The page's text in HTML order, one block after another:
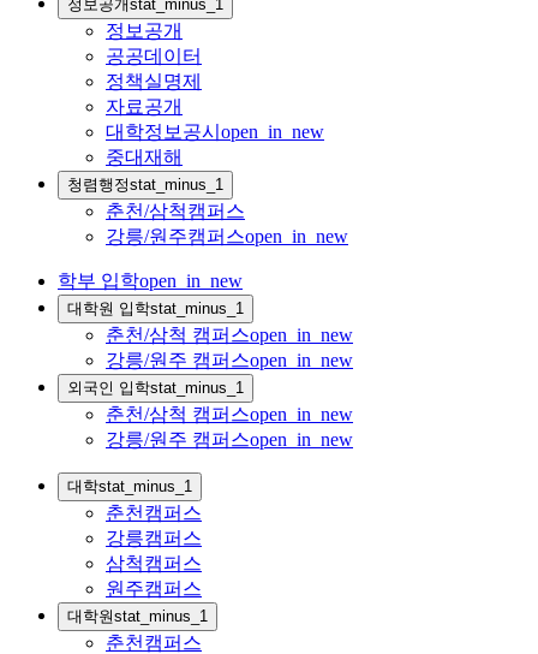
정보공개stat_minus_1
정보공개
공공데이터
정책실명제
자료공개
대학정보공시 open_in_new
중대재해
청렴행정stat_minus_1
춘천/삼척캠퍼스
강릉/원주캠퍼스open_in_new
학부 입학open_in_new
대학원 입학stat_minus_1
춘천/삼척 캠퍼스open_in_new
강릉/원주 캠퍼스open_in_new
외국인 입학stat_minus_1
춘천/삼척 캠퍼스open_in_new
강릉/원주 캠퍼스open_in_new
대학stat_minus_1
춘천캠퍼스
강릉캠퍼스
삼척캠퍼스
원주캠퍼스
대학원stat_minus_1
춘천캠퍼스